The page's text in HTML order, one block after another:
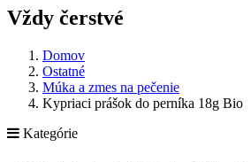
Vždy čerstvé
Domov
Ostatné
Múka a zmes na pečenie
Kypriaci prášok do perníka 18g Bio
Kategórie